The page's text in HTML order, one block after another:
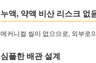
누액, 약액 비산 리스크 없
메커니컬 씰이 없으므로, 외부로
심플한 배관 설계